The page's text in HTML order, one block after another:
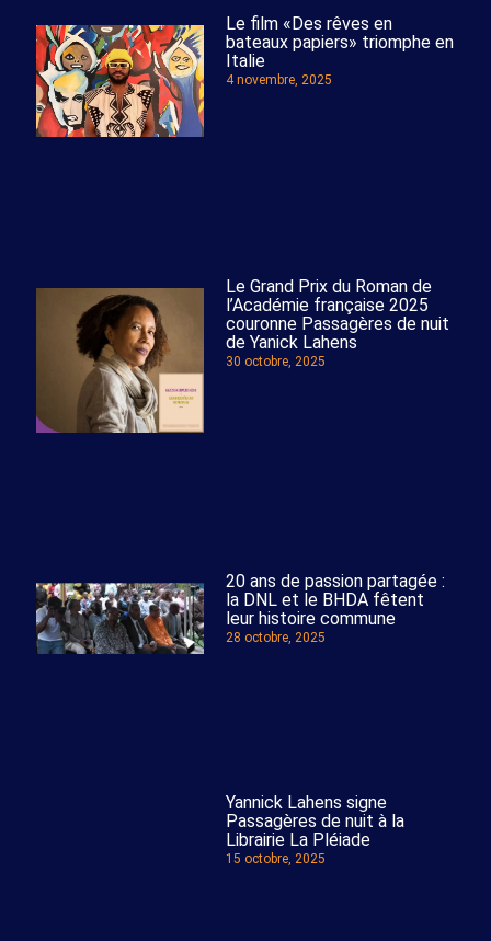
Le film «Des rêves en
bateaux papiers» triomphe en
Italie
4 novembre, 2025
Le Grand Prix du Roman de
l’Académie française 2025
couronne Passagères de nuit
de Yanick Lahens
30 octobre, 2025
20 ans de passion partagée :
la DNL et le BHDA fêtent
leur histoire commune
28 octobre, 2025
Yannick Lahens signe
Passagères de nuit à la
Librairie La Pléiade
15 octobre, 2025